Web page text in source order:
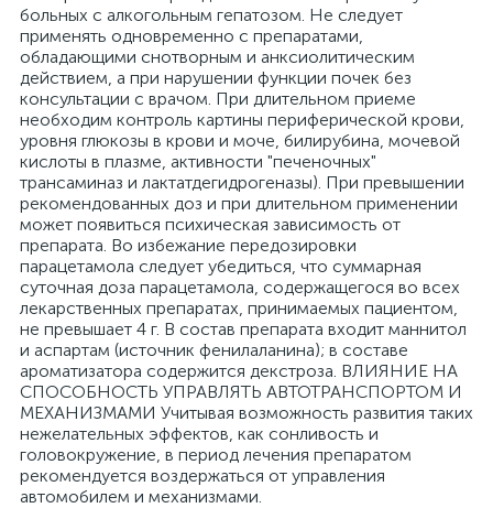
больных с алкогольным гепатозом. Не следует
применять одновременно с препаратами,
обладающими снотворным и анксиолитическим
действием, а при нарушении функции почек без
консультации с врачом. При длительном приеме
необходим контроль картины периферической крови,
уровня глюкозы в крови и моче, билирубина, мочевой
кислоты в плазме, активности "печеночных"
трансаминаз и лактатдегидрогеназы). При превышении
рекомендованных доз и при длительном применении
может появиться психическая зависимость от
препарата. Во избежание передозировки
парацетамола следует убедиться, что суммарная
суточная доза парацетамола, содержащегося во всех
лекарственных препаратах, принимаемых пациентом,
не превышает 4 г. В состав препарата входит маннитол
и аспартам (источник фенилаланина); в составе
ароматизатора содержится декстроза. ВЛИЯНИЕ НА
СПОСОБНОСТЬ УПРАВЛЯТЬ АВТОТРАНСПОРТОМ И
МЕХАНИЗМАМИ Учитывая возможность развития таких
нежелательных эффектов, как сонливость и
головокружение, в период лечения препаратом
рекомендуется воздержаться от управления
автомобилем и механизмами.